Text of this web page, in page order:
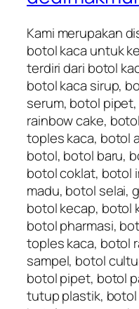
Kami merupakan
botol kaca untuk
terdiri dari botol
botol kaca sirup,
serum, botol
rainbow cake,
toples kaca, botol
botol, botol baru,
botol coklat, botol
madu, botol selai,
botol kecap, botol
botol pharmasi,
toples kaca, botol
sampel, botol
botol pipet, botol
tutup plastik,